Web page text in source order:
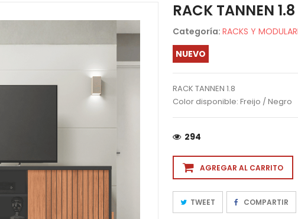
RACK TANNEN 1.8
Categoría: RACKS Y
NUEVO
RACK TANNEN 1.8
Color disponible: Freijo / Negro
294
AGREGAR AL CARRITO
TWEET COMPARTIR